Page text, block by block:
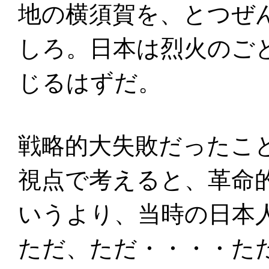
地の横須賀を、とつぜ
しろ。日本は烈火のご
じるはずだ。
戦略的大失敗だったこ
視点で考えると、革命
いうより、当時の日本
ただ、ただ・・・・た